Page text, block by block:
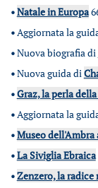
•Natale in Europa
•Aggiornata la
•Nuova biografia di
•Nuova guida di
•Graz, la perla
•Aggiornata la
•Museo dell'Ambra
•La Siviglia Ebraica
•Zenzero, la radice